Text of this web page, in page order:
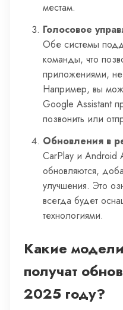
местам.
Голосовое
Обе системы
команды, что
приложениями, не
Например, вы
Google Assistant
позвонить или
Обновления в
CarPlay и Android
обновляются,
улучшения. Это
всегда будет
технологиями.
Какие
получат
2025 году?